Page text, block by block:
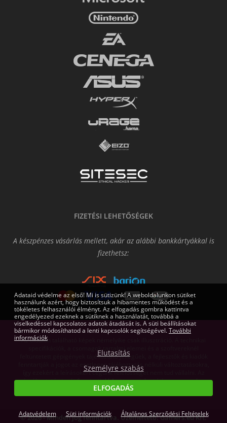
FIZETÉSI LEHETŐSÉGEK
A készpénzes vásárlás mellett, akár az alábbi bankkártyákkal is
fizethetsz:
Az oldalon található képek némelyike csak illusztráció. A technikai
specifikációk, a csomagok tartalmi elemei és a szoftvereknél
feltüntetett gépigények tájékoztató jellegűek, a fejlesztők és kiadók
fenntartják a jogot az esetleges tájékoztatás nélküli változtatásokra,
így ezekért a leírásokért cégünk felelősséget nem tud vállalni. Az
árváltoztatás jogát fenntartjuk! Az itt megjelent írásos anyagok a
Gamers.eu Kft. tulajdonát képezik.
© 2026 - Minden jog fenntartva. Üzemeltető: Gamers.eu Kft.
Adataid védelme az első! Mi is sütizünk! A weboldalunkon sütiket
használunk azért, hogy biztosítsuk a hibamentes működést és a
tökéletes felhasználói élményt. Az elfogadás gombra kattintva
engedélyezed ezeknek a sütiknek a használatát, továbbá a
viselkedéssel kapcsolatos adatok átadását is. A süti beállításokat
bármikor módosíthatod a lenti kapcsolók segítségével.További
információk
Elutasítás
Személyre szabás
ELFOGADÁS
Adatvédelem Süti információk Általános Szerződési Feltételek